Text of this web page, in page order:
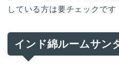
している方は要チェックで
インド綿ルームサン